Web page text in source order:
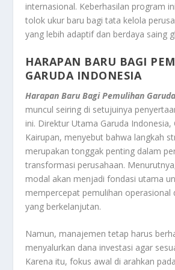
internasional. Keberhasilan program
tolok ukur baru bagi tata kelola
yang lebih adaptif dan berdaya saing
HARAPAN BARU BAGI
GARUDA INDONESIA
Harapan Baru Bagi Pemulihan
muncul seiring di setujuinya
ini. Direktur Utama Garuda Indonesia,
Kairupan, menyebut bahwa langkah
merupakan tonggak penting dalam
transformasi perusahaan.
modal akan menjadi fondasi utama
mempercepat pemulihan operasional
yang berkelanjutan.
Namun, manajemen tetap harus
menyalurkan dana investasi agar
Karena itu, fokus awal di arahkan